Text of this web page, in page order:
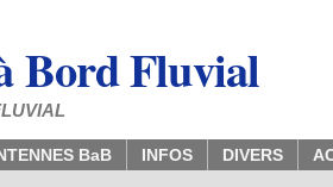
Bord Fluvial
BaB INFOS DIVERS